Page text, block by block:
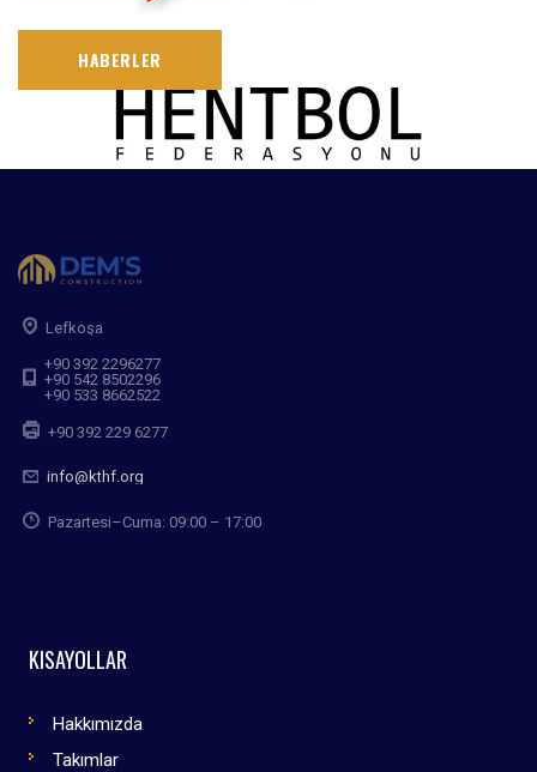
HABERLER
Lefkoşa
+90 392 2296277
+90 542 8502296
+90 533 8662522
+90 392 229 6277
info@kthf.org
Pazartesi–Cuma: 09:00 – 17:00
KISAYOLLAR
Hakkımızda
Takımlar